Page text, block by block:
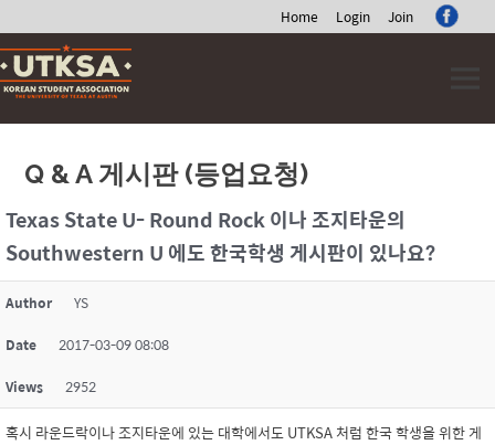
Home Login Join
Skip
to
content
Q & A 게시판 (등업요청)
Texas State U- Round Rock 이나 조지타운의
Southwestern U 에도 한국학생 게시판이 있나요?
Author YS
Date 2017-03-09 08:08
Views 2952
혹시 라운드락이나 조지타운에 있는 대학에서도 UTKSA 처럼 한국 학생을 위한 게